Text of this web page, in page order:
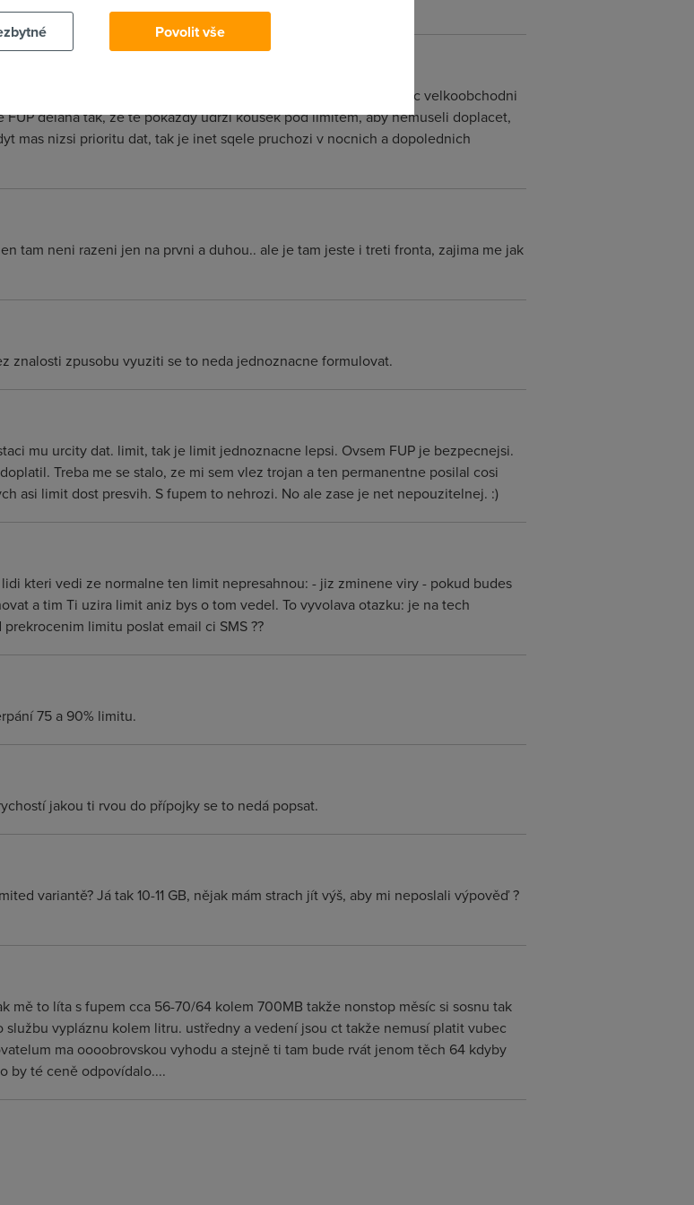
tak za Tebe iSP stale plati nadlimit prenesena data CTc, pac velkoobchodni
delana tak, ze te pokazdy udrzi kousek pod limitem, aby nemuseli doplacet,
mas nizsi prioritu dat, tak je inet sqele pruchozi v nocnich a dopolednich
tam neni razeni jen na prvni a duhou.. ale je tam jeste i treti fronta, zajima me jak
znalosti zpusobu vyuziti se to neda jednoznacne formulovat.
mu urcity dat. limit, tak je limit jednoznacne lepsi. Ovsem FUP je bezpecnejsi.
Treba me se stalo, ze mi sem vlez trojan a ten permanentne posilal cosi
asi limit dost presvih. S fupem to nehrozi. No ale zase je net nepouzitelnej. :)
kteri vedi ze normalne ten limit nepresahnou: - jiz zminene viry - pokud budes
a tim Ti uzira limit aniz bys o tom vedel. To vyvolava otazku: je na tech
limitu poslat email ci SMS ??
75 a 90% limitu.
jakou ti rvou do přípojky se to nedá popsat.
variantě? Já tak 10-11 GB, nějak mám strach jít výš, aby mi neposlali výpověď ?
mě to líta s fupem cca 56-70/64 kolem 700MB takže nonstop měsíc si sosnu tak
vypláznu kolem litru. ustředny a vedení jsou ct takže nemusí platit vubec
ma oooobrovskou vyhodu a stejně ti tam bude rvát jenom těch 64 kdyby
by té ceně odpovídalo....
Povolit vše